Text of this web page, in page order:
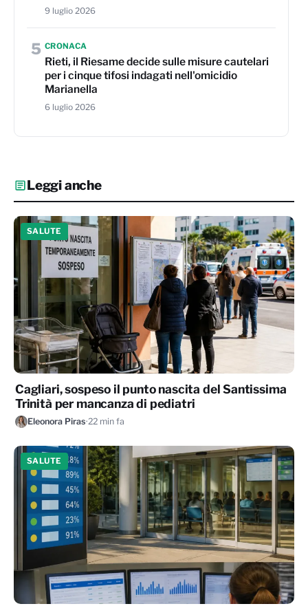
9 luglio 2026
5 CRONACA
Rieti, il Riesame decide sulle misure cautelari
per i cinque tifosi indagati nell'omicidio
Marianella
6 luglio 2026
Leggi anche
SALUTE
Cagliari, sospeso il punto nascita del Santissima
Trinità per mancanza di pediatri
Eleonora Piras·22 min fa
SALUTE